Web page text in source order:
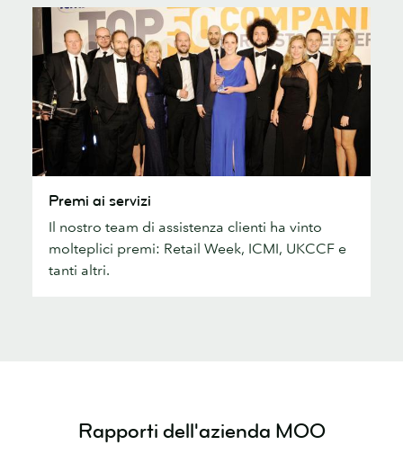
servizi
Premi ai servizi
Il nostro team di assistenza clienti ha vinto
molteplici premi: Retail Week, ICMI, UKCCF e
tanti altri.
Rapporti dell'azienda MOO